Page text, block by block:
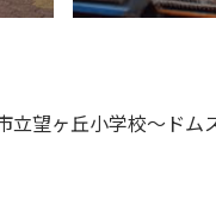
立望ヶ丘小学校～ド